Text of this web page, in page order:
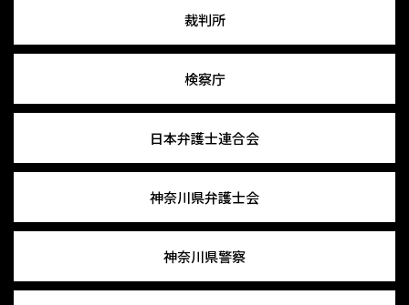
裁判所
検察庁
日本弁護士連合会
神奈川県弁護士会
神奈川県警察